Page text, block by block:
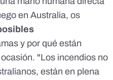
en Australia, os
y por qué están
"Los incendios no
están en plena